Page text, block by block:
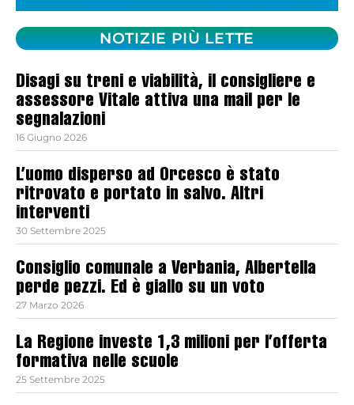
NOTIZIE PIÙ LETTE
Disagi su treni e viabilità, il consigliere e
assessore Vitale attiva una mail per le
segnalazioni
16 Giugno 2026
L’uomo disperso ad Orcesco è stato
ritrovato e portato in salvo. Altri
interventi
30 Settembre 2025
Consiglio comunale a Verbania, Albertella
perde pezzi. Ed è giallo su un voto
27 Marzo 2026
La Regione investe 1,3 milioni per l’offerta
formativa nelle scuole
25 Settembre 2025